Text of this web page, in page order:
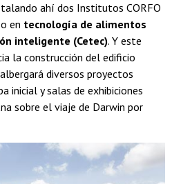
ahí dos Institutos CORFO
en tecnología de alimentos
inteligente (Cetec). Y este
la construcción del edificio
diversos proyectos
inicial y salas de exhibiciones
sobre el viaje de Darwin por